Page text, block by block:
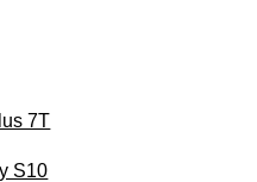
7T
S10